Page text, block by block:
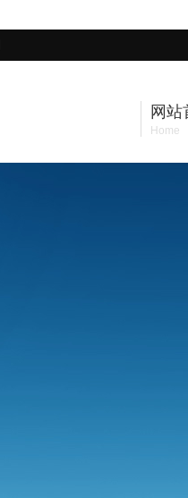
网站
Home